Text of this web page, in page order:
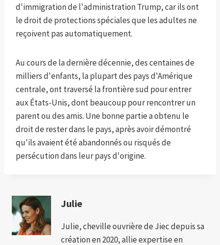
d'immigration de l'administration Trump, car ils ont
le droit de protections spéciales que les adultes ne
reçoivent pas automatiquement.
Au cours de la dernière décennie, des centaines de
milliers d'enfants, la plupart des pays d'Amérique
centrale, ont traversé la frontière sud pour entrer
aux États-Unis, dont beaucoup pour rencontrer un
parent ou des amis. Une bonne partie a obtenu le
droit de rester dans le pays, après avoir démontré
qu'ils avaient été abandonnés ou risqués de
persécution dans leur pays d'origine.
Julie
Julie, cheville ouvrière de Jiec depuis sa
création en 2020, allie expertise en